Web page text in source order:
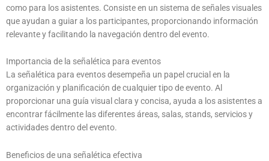
como para los asistentes. Consiste en un sistema de señales visuales
que ayudan a guiar a los participantes, proporcionando información
relevante y facilitando la navegación dentro del evento.
Importancia de la señalética para eventos
La señalética para eventos desempeña un papel crucial en la
organización y planificación de cualquier tipo de evento. Al
proporcionar una guía visual clara y concisa, ayuda a los asistentes a
encontrar fácilmente las diferentes áreas, salas, stands, servicios y
actividades dentro del evento.
Beneficios de una señalética efectiva